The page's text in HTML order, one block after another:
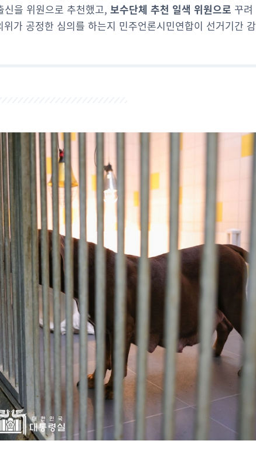
을 위원으로 추천했고, 보수단체 추천 일색 위원으로 꾸려
가 공정한 심의를 하는지 민주언론시민연합이 선거기간 감